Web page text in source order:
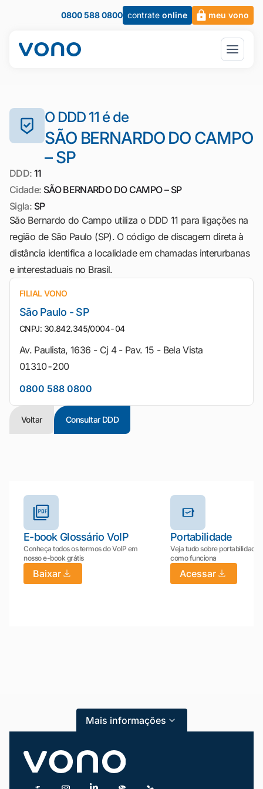
0800 588 0800 contrate online meu vono
O DDD 11 é de
SÃO BERNARDO DO CAMPO
– SP
DDD: 11
Cidade: SÃO BERNARDO DO CAMPO – SP
Sigla: SP
São Bernardo do Campo utiliza o DDD 11 para ligações na
região de São Paulo (SP). O código de discagem direta à
distância identifica a localidade em chamadas interurbanas
e interestaduais no Brasil.
FILIAL VONO
São Paulo - SP
CNPJ: 30.842.345/0004-04
Av. Paulista, 1636 - Cj 4 - Pav. 15 - Bela Vista
01310-200
0800 588 0800
Voltar Consultar DDD
E-book Glossário VoIP
Conheça todos os termos do VoIP em
nosso e-book grátis
Baixar
Portabilidade
Veja tudo sobre portabilidade:
como funciona
Acessar
Mais informações